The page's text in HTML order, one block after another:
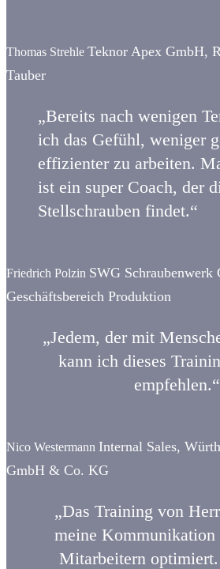
Thomas Strehle Teknor Apex GmbH,
Tauber
„Bereits nach wenigen
ich das Gefühl, weniger
effizienter zu arbeiten.
ist ein super Coach, der
Stellschrauben findet.“
Friedrich Polzin SWG Schraubenwerk
Geschäftsbereich Produktion
„Jedem, der mit
kann ich dieses
empfehlen.“
Nico Westermann Internal Sales,
GmbH & Co. KG
„Das Training von
meine Kommunikation
Mitarbeitern optimiert.